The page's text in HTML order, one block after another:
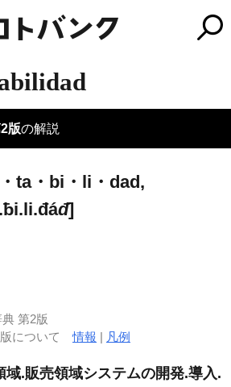
版の解説
ta・bi・li・dad,
đ]
第2版
版について情報 | 凡例
域.販売領域システムの開発.導入.